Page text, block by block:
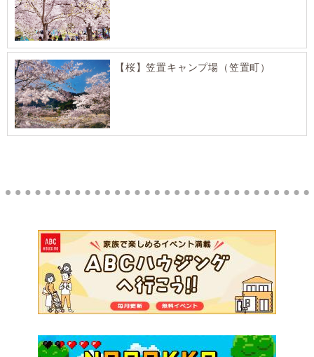
【桜】笠置キャンプ場（笠置町）